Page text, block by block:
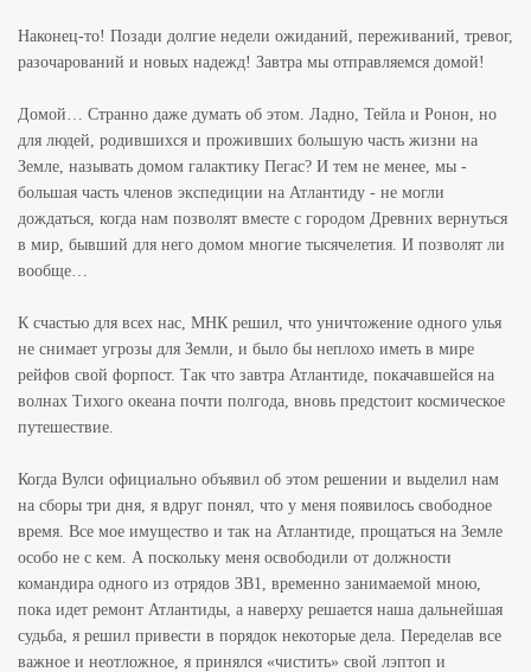
Наконец-то! Позади долгие недели ожиданий, переживаний, тревог,
разочарований и новых надежд! Завтра мы отправляемся домой!
Домой… Странно даже думать об этом. Ладно, Тейла и Ронон, но
для людей, родившихся и проживших большую часть жизни на
Земле, называть домом галактику Пегас? И тем не менее, мы -
большая часть членов экспедиции на Атлантиду - не могли
дождаться, когда нам позволят вместе с городом Древних вернуться
в мир, бывший для него домом многие тысячелетия. И позволят ли
вообще…
К счастью для всех нас, МНК решил, что уничтожение одного улья
не снимает угрозы для Земли, и было бы неплохо иметь в мире
рейфов свой форпост. Так что завтра Атлантиде, покачавшейся на
волнах Тихого океана почти полгода, вновь предстоит космическое
путешествие.
Когда Вулси официально объявил об этом решении и выделил нам
на сборы три дня, я вдруг понял, что у меня появилось свободное
время. Все мое имущество и так на Атлантиде, прощаться на Земле
особо не с кем. А поскольку меня освободили от должности
командира одного из отрядов ЗВ1, временно занимаемой мною,
пока идет ремонт Атлантиды, а наверху решается наша дальнейшая
судьба, я решил привести в порядок некоторые дела. Переделав все
важное и неотложное, я принялся «чистить» свой лэптоп и